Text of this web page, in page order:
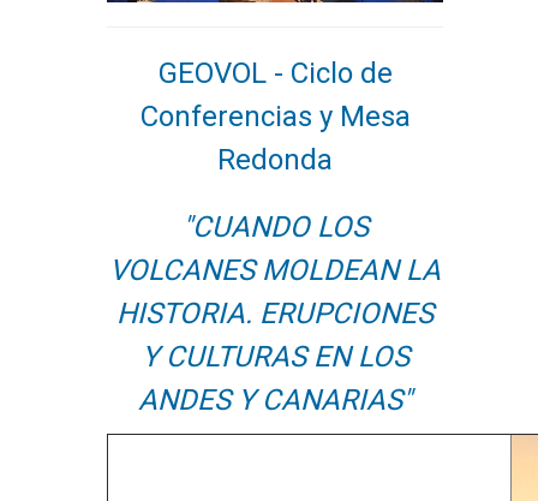
GEOVOL - Ciclo de
Conferencias y Mesa
Redonda
"CUANDO LOS
VOLCANES MOLDEAN LA
HISTORIA. ERUPCIONES
Y CULTURAS EN LOS
ANDES Y CANARIAS"